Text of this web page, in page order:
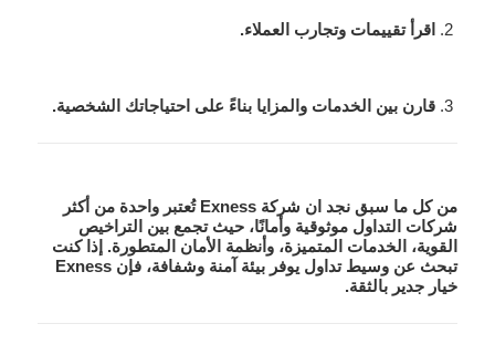
اقرأ تقييمات وتجارب العملاء.
قارن بين الخدمات والمزايا بناءً على احتياجاتك الشخصية.
من كل ما سبق نجد ان شركةExness تُعتبر واحدة من أكثر
شركات التداول موثوقية وأمانًا، حيث تجمع بين التراخيص
القوية، الخدمات المتميزة، وأنظمة الأمان المتطورة. إذا كنت
تبحث عن وسيط تداول يوفر بيئة آمنة وشفافة، فإن Exness
خيار جدير بالثقة.